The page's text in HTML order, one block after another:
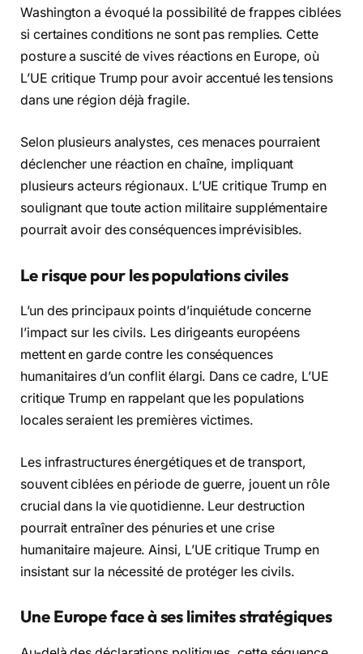
Washington a évoqué la possibilité de frappes ciblées
si certaines conditions ne sont pas remplies. Cette
posture a suscité de vives réactions en Europe, où
L’UE critique Trump pour avoir accentué les tensions
dans une région déjà fragile.
Selon plusieurs analystes, ces menaces pourraient
déclencher une réaction en chaîne, impliquant
plusieurs acteurs régionaux. L’UE critique Trump en
soulignant que toute action militaire supplémentaire
pourrait avoir des conséquences imprévisibles.
Le risque pour les populations civiles
L’un des principaux points d’inquiétude concerne
l’impact sur les civils. Les dirigeants européens
mettent en garde contre les conséquences
humanitaires d’un conflit élargi. Dans ce cadre, L’UE
critique Trump en rappelant que les populations
locales seraient les premières victimes.
Les infrastructures énergétiques et de transport,
souvent ciblées en période de guerre, jouent un rôle
crucial dans la vie quotidienne. Leur destruction
pourrait entraîner des pénuries et une crise
humanitaire majeure. Ainsi, L’UE critique Trump en
insistant sur la nécessité de protéger les civils.
Une Europe face à ses limites stratégiques